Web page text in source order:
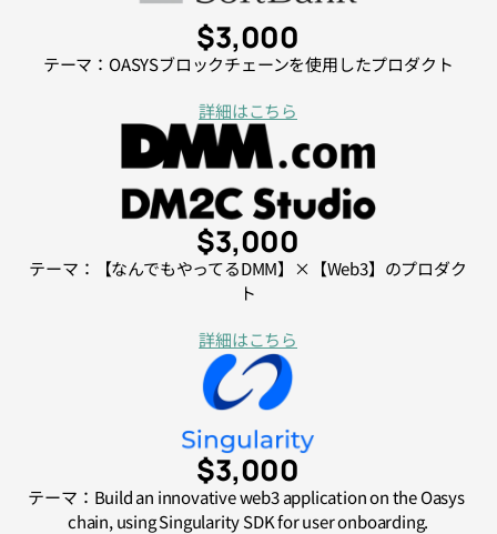
$3,000
テーマ：OASYSブロックチェーンを使用したプロダクト
詳細はこちら
$3,000
テーマ：【なんでもやってるDMM】×【Web3】のプロダク
ト
詳細はこちら
$3,000
テーマ：Build an innovative web3 application on the Oasys
chain, using Singularity SDK for user onboarding.